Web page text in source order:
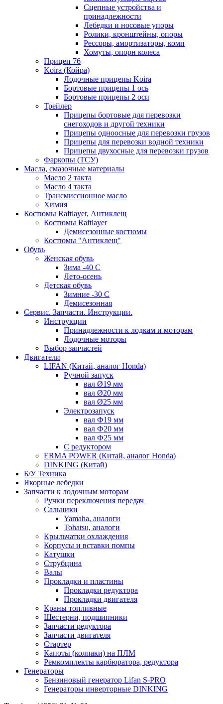
Сцепные устройства и
принадлежности
Лебедки и носовые упоры
Ролики, кронштейны, опоры
Рессоры, амортизаторы, комп
Хомуты, опорн колеса
Прицеп 76
Koira (Койра)
Лодочные прицепы Koira
Бортовые прицепы 1 ось
Бортовые прицепы 2 оси
Трейлер
Прицепы бортовые для перевозки
снегоходов и другой техники
Прицепы одноосные для перевозки грузов
Прицепы для перевозки водной техники
Прицепы двухосные для перевозки грузов
Фаркопы (ТСУ)
Масла, смазочные материалы
Масло 2 такта
Масло 4 такта
Трансмиссионное масло
Химия
Костюмы Raftlayer, Антиклещ
Костюмы Raftlayer
Демисезонные костюмы
Костюмы "Антиклещ"
Обувь
Женская обувь
Зима -40 С
Лето-осень
Детская обувь
Зимние -30 С
Демисезонная
Сервис. Запчасти. Инструкции.
Инструкции
Принадлежности к лодкам и моторам
Лодочные моторы
Выбор запчастей
Двигатели
LIFAN (Китай, аналог Honda)
Ручной запуск
вал Ø19 мм
вал Ø20 мм
вал Ø25 мм
Электрозапуск
вал Ф19 мм
вал Ф20 мм
вал Ф25 мм
С редуктором
ERMA POWER (Китай, аналог Honda)
DINKING (Китай)
Б/У Техника
Якорные лебедки
Запчасти к лодочным моторам
Ручки переключения передач
Сальники
Yamaha, аналоги
Tohatsu, аналоги
Крыльчатки охлаждения
Корпусы и вставки помпы
Катушки
Струбцина
Валы
Прокладки и пластины
Прокладки редуктора
Прокладки двигателя
Краны топливные
Шестерни, подшипники
Запчасти редуктора
Запчасти двигателя
Стартер
Капоты (колпаки) на ПЛМ
Ремкомплекты карбюратора, редуктора
Генераторы
Бензиновый генератор Lifan S-PRO
Генераторы инверторные DINKING